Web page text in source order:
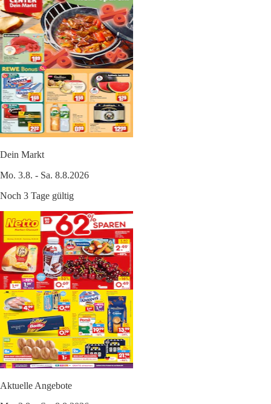
Dein Markt
Mo. 3.8. - Sa. 8.8.2026
Noch 3 Tage gültig
Aktuelle Angebote